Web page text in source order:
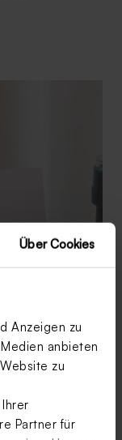
Über Cookies
Anzeigen zu
anbieten
zu
Partner für